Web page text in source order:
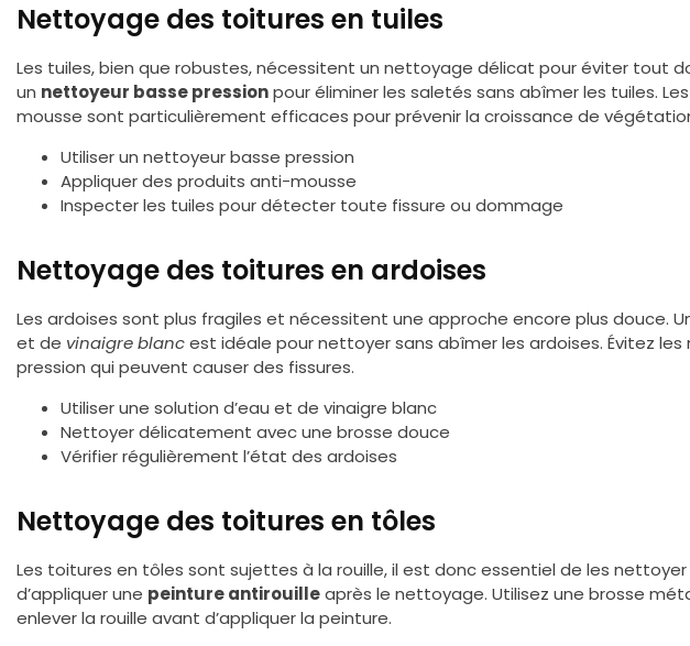
Nettoyage des toitures en tuiles
Les tuiles, bien que robustes, nécessitent un nettoyage délicat pour éviter tout
un nettoyeur basse pressionpour éliminer les saletés sans abîmer les tuiles.
mousse sont particulièrement efficaces pour prévenir la croissance de
Utiliser un nettoyeur basse pression
Appliquer des produits anti-mousse
Inspecter les tuiles pour détecter toute fissure ou dommage
Nettoyage des toitures en ardoises
Les ardoises sont plus fragiles et nécessitent une approche encore plus douce.
et de vinaigre blancest idéale pour nettoyer sans abîmer les ardoises. Évitez
pression qui peuvent causer des fissures.
Utiliser une solution d’eau et de vinaigre blanc
Nettoyer délicatement avec une brosse douce
Vérifier régulièrement l’état des ardoises
Nettoyage des toitures en tôles
Les toitures en tôles sont sujettes à la rouille, il est donc essentiel de les
d’appliquer une peinture antirouilleaprès le nettoyage. Utilisez une brosse
enlever la rouille avant d’appliquer la peinture.